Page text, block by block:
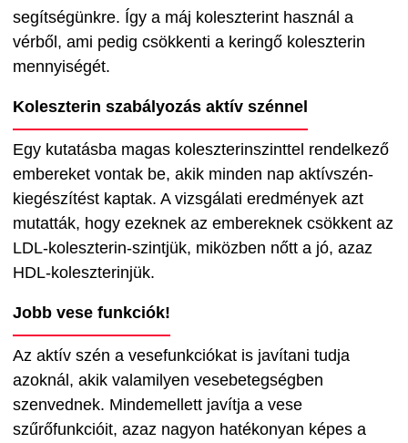
segítségünkre. Így a máj koleszterint használ a
vérből, ami pedig csökkenti a keringő koleszterin
mennyiségét.
Koleszterin szabályozás aktív szénnel
Egy kutatásba magas koleszterinszinttel rendelkező
embereket vontak be, akik minden nap aktívszén-
kiegészítést kaptak. A vizsgálati eredmények azt
mutatták, hogy ezeknek az embereknek csökkent az
LDL-koleszterin-szintjük, miközben nőtt a jó, azaz
HDL-koleszterinjük.
Jobb vese funkciók!
Az aktív szén a vesefunkciókat is javítani tudja
azoknál, akik valamilyen vesebetegségben
szenvednek. Mindemellett javítja a vese
szűrőfunkcióit, azaz nagyon hatékonyan képes a